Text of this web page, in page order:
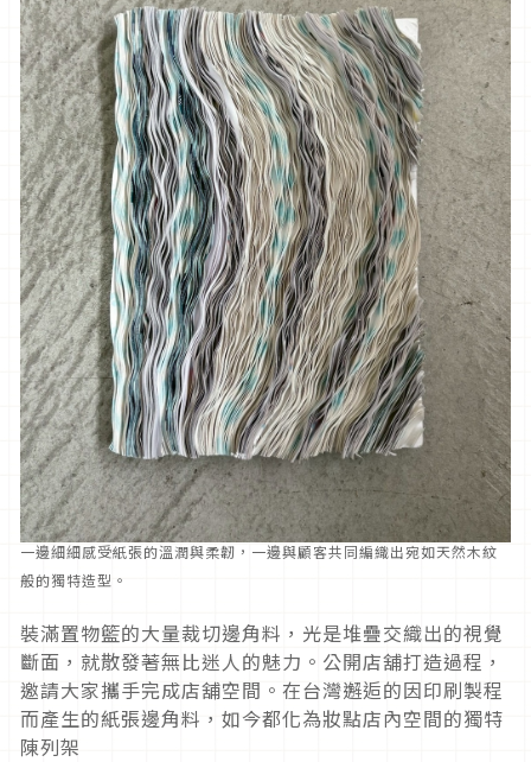
一邊細細感受紙張的溫潤與柔韌，一邊與顧客共同編織出宛如天然木紋
般的獨特造型。
裝滿置物籃的大量裁切邊角料，光是堆疊交織出的視覺
斷面，就散發著無比迷人的魅力。公開店舖打造過程，
邀請大家攜手完成店舖空間。在台灣邂逅的因印刷製程
而產生的紙張邊角料，如今都化為妝點店內空間的獨特
陳列架